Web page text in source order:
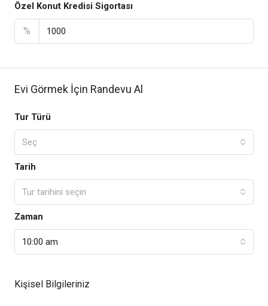
Özel Konut Kredisi Sigortası
%
Evi Görmek İçin Randevu Al
Tur Türü
Seç
Tarih
Tur tarihini seçin
Zaman
10:00 am
Kişisel Bilgileriniz